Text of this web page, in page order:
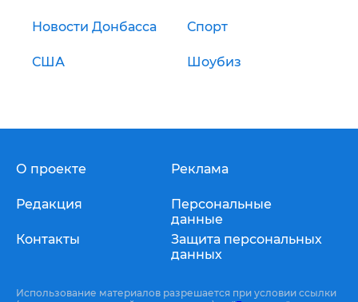
Новости Донбасса Спорт
США Шоубиз
О проекте
Редакция
Контакты
Реклама
Персональные
данные
Защита персональных
данных
Использование материалов разрешается при условии ссылки